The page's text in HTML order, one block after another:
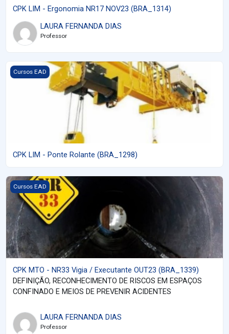
CPK LIM - Ergonomia NR17 NOV23 (BRA_1314)
LAURA FERNANDA DIAS
Professor
Imagem do curso CPK LIM - Ponte Rolante (BRA_1298)
Cursos EAD
CPK LIM - Ponte Rolante (BRA_1298)
Imagem do curso CPK MTO - NR33 Vigia / Executante OUT23
Cursos EAD
CPK MTO - NR33 Vigia / Executante OUT23 (BRA_1339)
DEFINIÇÃO, RECONHECIMENTO DE RISCOS EM ESPAÇOS
CONFINADO E MEIOS DE PREVENIR ACIDENTES
LAURA FERNANDA DIAS
Professor